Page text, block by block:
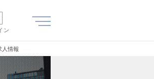
ン
人情報